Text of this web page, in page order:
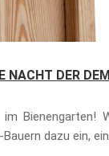
DER
Bienengarten!
dazu ein,